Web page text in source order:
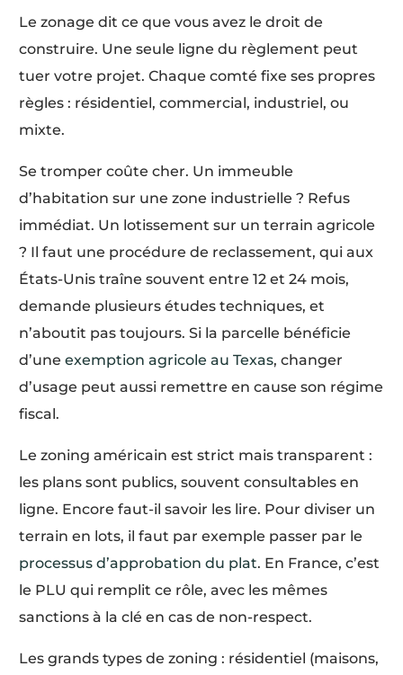
Le zonage dit ce que vous avez le droit de
construire. Une seule ligne du règlement peut
tuer votre projet. Chaque comté fixe ses propres
règles : résidentiel, commercial, industriel, ou
mixte.
Se tromper coûte cher. Un immeuble
d’habitation sur une zone industrielle ? Refus
immédiat. Un lotissement sur un terrain agricole
? Il faut une procédure de reclassement, qui aux
États-Unis traîne souvent entre 12 et 24 mois,
demande plusieurs études techniques, et
n’aboutit pas toujours. Si la parcelle bénéficie
d’uneexemption agricole au Texas, changer
d’usage peut aussi remettre en cause son régime
fiscal.
Le zoning américain est strict mais transparent :
les plans sont publics, souvent consultables en
ligne. Encore faut-il savoir les lire. Pour diviser un
terrain en lots, il faut par exemple passer par le
processus d’approbation du plat. En France, c’est
le PLU qui remplit ce rôle, avec les mêmes
sanctions à la clé en cas de non-respect.
Les grands types de zoning : résidentiel (maisons,